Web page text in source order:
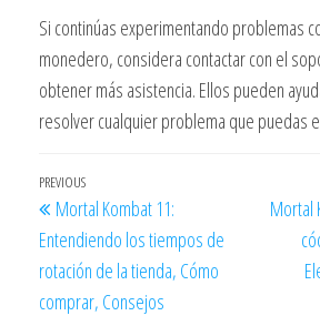
Si continúas experimentando problemas
monedero, considera contactar con el
obtener más asistencia. Ellos pueden
resolver cualquier problema que puedas
Post
navigation
Previous
Post
PREVIOUS
Mortal Kombat 11:
Entendiendo los tiempos de
rotación de la tienda, Cómo
comprar, Consejos
Mortal